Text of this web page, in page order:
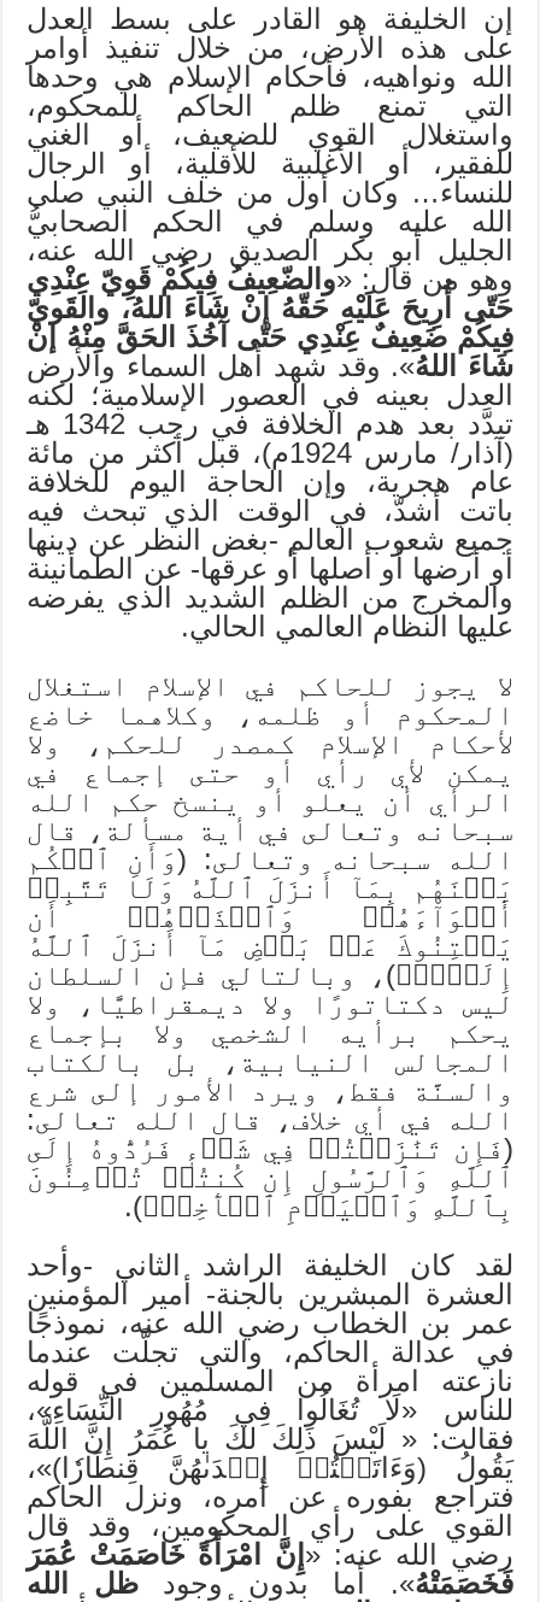
إن الخليفة هو القادر على بسط العدل
على هذه الأرض، من خلال تنفيذ أوامر
الله ونواهيه، فأحكام الإسلام هي وحدها
التي تمنع ظلم الحاكم للمحكوم،
واستغلال القوي للضعيف، أو الغني
للفقير، أو الأغلبية للأقلية، أو الرجال
للنساء… وكان أول من خلف النبي صلى
الله عليه وسلم في الحكم الصحابيُّ
الجليل أبو بكر الصديق رضي الله عنه،
وهو من قال: «والضّعِيفُ فِيكُمْ قَوِيّ عِنْدِي
حَتّى أُرِيحَ عَلَيْهِ حَقّهُ إنْ شَاءَ اللهُ، والقَويّ
فِيكُمْ ضَعِيفٌ عِنْدِي حَتّى آخُذَ الحَقَّ مِنْهُ إنْ
شَاءَ اللهُ». وقد شهد أهل السماء والأرض
العدل بعينه في العصور الإسلامية؛ لكنه
تبدَّد بعد هدم الخلافة في رجب 1342 هـ
(آذار/ مارس 1924م)، قبل أكثر من مائة
عام هجرية، وإن الحاجة اليوم للخلافة
باتت أشدّ، في الوقت الذي تبحث فيه
جميع شعوب العالم -بغض النظر عن دينها
أو أرضها أو أصلها أو عرقها- عن الطمأنينة
والمخرج من الظلم الشديد الذي يفرضه
عليها النظام العالمي الحالي.
لا يجوز للحاكم في الإسلام استغلال
المحكوم أو ظلمه، وكلاهما خاضع
لأحكام الإسلام كمصدر للحكم، ولا
يمكن لأي رأي أو حتى إجماع في
الرأي أن يعلو أو ينسخ حكم الله
سبحانه وتعالى في أية مسألة، قال
الله سبحانه وتعالى: (وَأَنِ ٱحۡكُم
بَيۡنَهُم بِمَآ أَنزَلَ ٱللَّهُ وَلَا تَتَّبِعۡ
أَهۡوَآءَهُمۡ وَٱحۡذَرۡهُمۡ أَن
يَفۡتِنُوكَ عَنۢ بَعۡضِ مَآ أَنزَلَ ٱللَّهُ
إِلَيۡكَۖ)، وبالتالي فإن السلطان
ليس دكتاتورًا ولا ديمقراطيًّا، ولا
يحكم برأيه الشخصي ولا بإجماع
المجالس النيابية، بل بالكتاب
والسنَّة فقط، ويرد الأمور إلى شرع
الله في أي خلاف، قال الله تعالى:
(فَإِن تَنَٰزَعۡتُمۡ فِي شَيۡءٖ فَرُدُّوهُ إِلَى
ٱللَّهِ وَٱلرَّسُولِ إِن كُنتُمۡ تُؤۡمِنُونَ
بِٱللَّهِ وَٱلۡيَوۡمِ ٱلۡأٓخِرِۚ).
لقد كان الخليفة الراشد الثاني -وأحد
العشرة المبشرين بالجنة- أمير المؤمنين
عمر بن الخطاب رضي الله عنه، نموذجًا
في عدالة الحاكم، والتي تجلَّت عندما
نازعته امرأة من المسلمين في قوله
للناس «لَا تُغَالُوا فِي مُهُورِ النِّسَاءِ»،
فقالت: « لَيْسَ ذَلِكَ لكَ يا عُمَرُ إِنَّ اللَّهَ
يَقُولُ (وَءَاتَيۡتُمۡ إِحۡدَىٰهُنَّ قِنطَارٗا)»،
فتراجع بفوره عن أمره، ونزل الحاكم
القوي على رأي المحكومين، وقد قال
رضي الله عنه: « إِنَّ امْرَأَةً خَاصَمَتْ عُمَرَ
فَخَصَمَتْهُ». أما بدون وجودظل الله